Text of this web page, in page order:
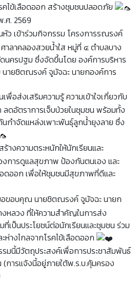
ไข้เลือดออก สร้างชุมชนปลอดภัย
ศ. 2569
หัว เข้าร่วมกิจกรรม โครงการรณรงค์
ลาคลองสวยน้ำใส หมู่ที่ ๔ ตำบลบาง
นครปฐม ซึ่งจัดขึ้นโดย องค์การบริหาร
ายชิตณรงค์ จูมัจฉะ นายกองค์การ
พื่อส่งเสริมความรู้ ความเข้าใจเกี่ยวกับ
ลดอัตราการเจ็บป่วยในชุมชน พร้อมทั้ง
กำจัดแหล่งเพาะพันธุ์ลูกน้ำยุงลาย ซึ่ง
างความตระหนักให้นักเรียนและ
การดูแลสุขภาพ ป้องกันตนเอง และ
อดออก เพื่อให้ชุมชนมีสุขภาพที่ดีและ
อขอบคุณ นายชิตณรงค์ จูมัจฉะ นายก
หลวง ที่ให้ความสำคัญในการส่ง
เป็นประโยชน์ต่อนักเรียนและชุมชน ร่วม
างไกลจากโรคไข้เลือดออก
มนี้มีวัตถุประสงค์เพื่อการประชาสัมพันธ์
(การแจ้งนี้อยู่ภายใต้พ.ร.บ.คุ้มครอง